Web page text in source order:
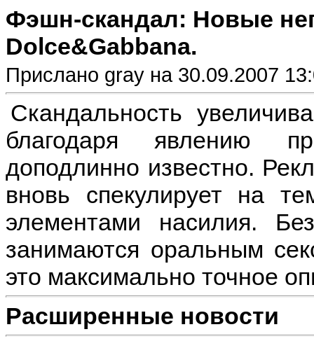
Фэшн-скандал: Новые
Dolce&Gabbana.
Прислано gray на 30.09.2007
Скандальность
благодаря явлению
доподлинно известно.
вновь спекулирует на
элементами насилия.
занимаются оральным
это максимально точное
Расширенные новости